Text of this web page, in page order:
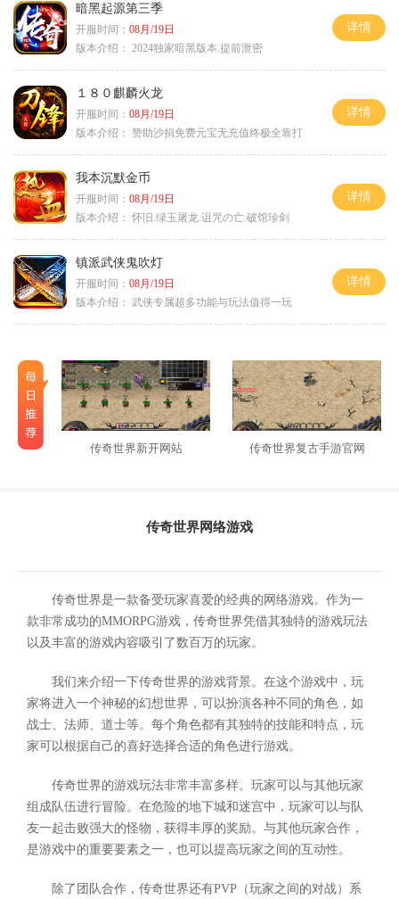
暗黑起源第三季
开服时间： 08月/19日
版本介绍： 2024独家暗黑版本.提前泄密
详情
１８０麒麟火龙
开服时间： 08月/19日
版本介绍： 赞助沙捐免费元宝无充值终极全靠打
详情
我本沉默金币
开服时间： 08月/19日
版本介绍： 怀旧.绿玉屠龙.诅咒の亡.破馆珍剑
详情
镇派武侠鬼吹灯
开服时间： 08月/19日
版本介绍： 武侠专属超多功能与玩法值得一玩
详情
传奇世界新开网站 传奇世界复古手游官网
传奇世界网络游戏
传奇世界是一款备受玩家喜爱的经典的网络游戏。作为一
款非常成功的MMORPG游戏，传奇世界凭借其独特的游戏玩法
以及丰富的游戏内容吸引了数百万的玩家。
我们来介绍一下传奇世界的游戏背景。在这个游戏中，玩
家将进入一个神秘的幻想世界，可以扮演各种不同的角色，如
战士、法师、道士等。每个角色都有其独特的技能和特点，玩
家可以根据自己的喜好选择合适的角色进行游戏。
传奇世界的游戏玩法非常丰富多样。玩家可以与其他玩家
组成队伍进行冒险。在危险的地下城和迷宫中，玩家可以与队
友一起击败强大的怪物，获得丰厚的奖励。与其他玩家合作，
是游戏中的重要要素之一，也可以提高玩家之间的互动性。
除了团队合作，传奇世界还有PVP（玩家之间的对战）系